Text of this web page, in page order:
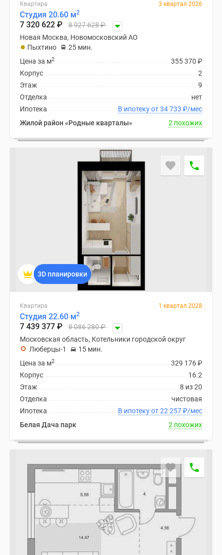
Квартира 3 квартал 2026
Студия 20.60 м2
7 320 622 ₽ 8 927 628₽
Новая Москва, Новомосковский АО
Пыхтино
25 мин.
355 370 ₽
Цена за м2
2
Корпус
9
Этаж
нет
Отделка
В ипотеку от 34 733 ₽/мес
Ипотека
Жилой район «Родные кварталы»
2 похожих
3D планировки
Квартира 1 квартал 2028
Студия 22.60 м2
7 439 377 ₽ 8 086 280₽
Московская область, Котельники городской округ
Люберцы-1
15 мин.
329 176₽
Цена за м2
16.2
Корпус
8 из 20
Этаж
чистовая
Отделка
В ипотеку от 22 257₽/мес
Ипотека
Белая Дача парк
2 похожих